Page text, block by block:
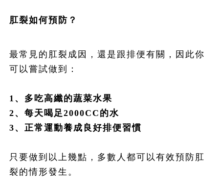
肛裂如何預防？
最常見的肛裂成因，還是跟排便有關，因此你
可以嘗試做到：
1 、多吃高纖的蔬菜水果
2、每天喝足2000CC 的水
3、正常運動養成良好排便習慣
只要做到以上幾點，多數人都可以有效預防肛
裂的情形發生。